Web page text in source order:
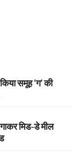
समूह ‘ग’ की
मिड-डे मील